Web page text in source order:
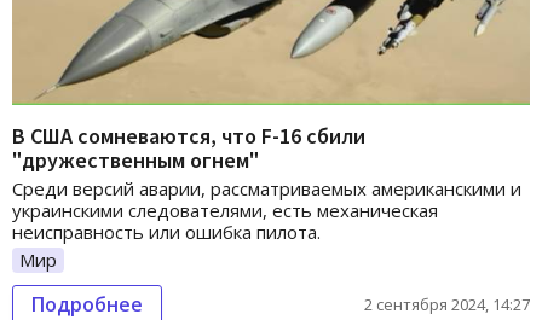
В США сомневаются, что F-16 сбили
"дружественным огнем"
Среди версий аварии, рассматриваемых американскими и
украинскими следователями, есть механическая
неисправность или ошибка пилота.
Мир
Подробнее 2 сентября 2024, 14:27